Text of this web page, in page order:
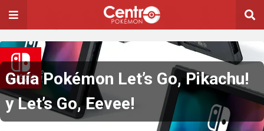
Guía Pokémon Let’s Go, Pikachu!
y Let’s Go, Eevee!